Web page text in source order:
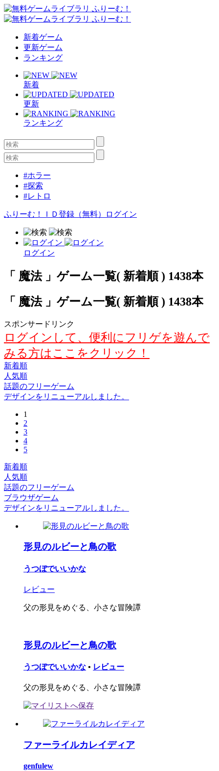
新着ゲーム
更新ゲーム
ランキング
新着
更新
ランキング
#ホラー
#探索
#レトロ
ふりーむ！ＩＤ登録（無料） ログイン
ログイン
「 魔法 」ゲーム一覧( 新着順 ) 1438本
「 魔法 」ゲーム一覧( 新着順 ) 1438本
スポンサードリンク
ログインして、便利にフリゲを遊んで
みる方はここをクリック！
新着順
人気順
話題のフリーゲーム
デザインをリニューアルしました。
1
2
3
4
5
新着順
人気順
話題のフリーゲーム
ブラウザゲーム
デザインをリニューアルしました。
形見のルビーと鳥の歌
うつぼでいいかな
レビュー
父の形見をめぐる、小さな冒険譚
形見のルビーと鳥の歌
うつぼでいいかな • レビュー
父の形見をめぐる、小さな冒険譚
ファーライルカレイディア
genfulew